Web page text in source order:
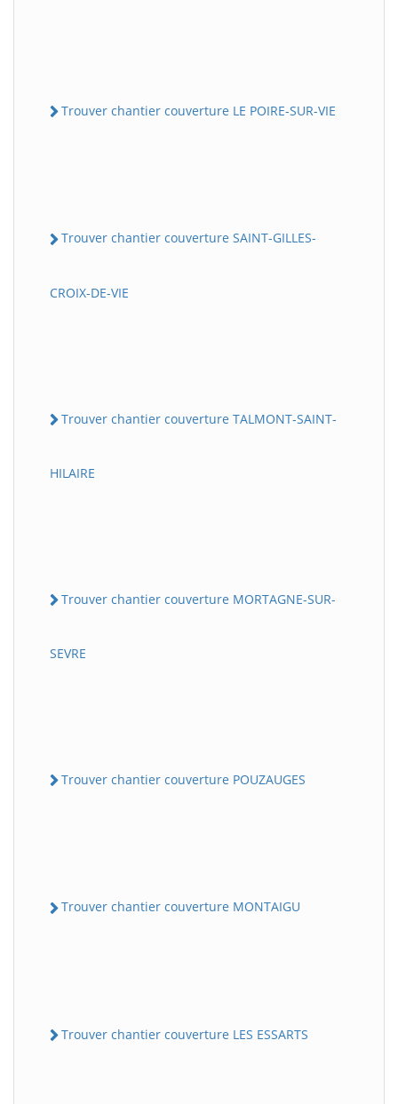
Trouver chantier couverture LE POIRE-SUR-VIE
Trouver chantier couverture SAINT-GILLES-
CROIX-DE-VIE
Trouver chantier couverture TALMONT-SAINT-
HILAIRE
Trouver chantier couverture MORTAGNE-SUR-
SEVRE
Trouver chantier couverture POUZAUGES
Trouver chantier couverture MONTAIGU
Trouver chantier couverture LES ESSARTS